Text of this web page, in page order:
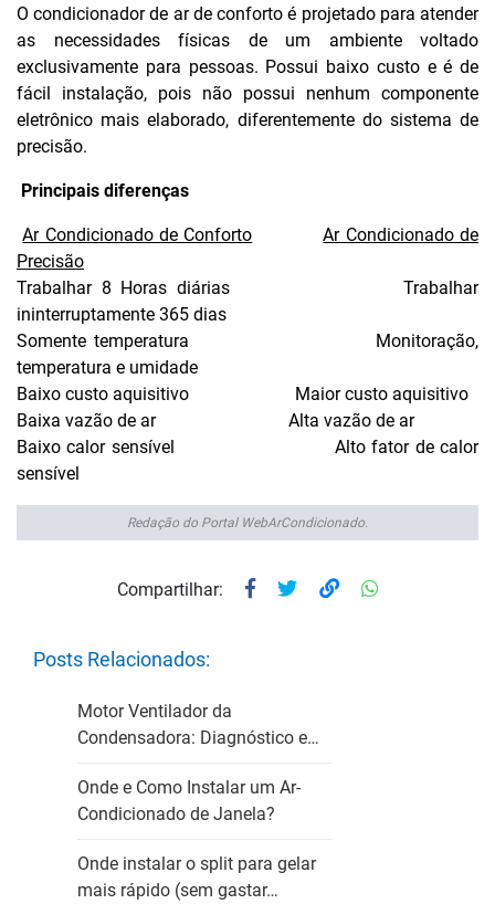
O condicionador de ar de conforto é projetado para atender
as necessidades físicas de um ambiente voltado
exclusivamente para pessoas. Possui baixo custo e é de
fácil instalação, pois não possui nenhum componente
eletrônico mais elaborado, diferentemente do sistema de
precisão.
Principais diferenças
Ar Condicionado de Conforto
Ar Condicionado de
Precisão
Trabalhar 8 Horas diárias Trabalhar
ininterruptamente 365 dias
Somente temperatura Monitoração,
temperatura e umidade
Baixo custo aquisitivo Maior custo aquisitivo
Baixa vazão de ar Alta vazão de ar
Baixo calor sensível Alto fator de calor
sensível
Redação do Portal WebArCondicionado.
Compartilhar:
Posts Relacionados:
Motor Ventilador da
Condensadora: Diagnóstico e…
Onde e Como Instalar um Ar-
Condicionado de Janela?
Onde instalar o split para gelar
mais rápido (sem gastar…